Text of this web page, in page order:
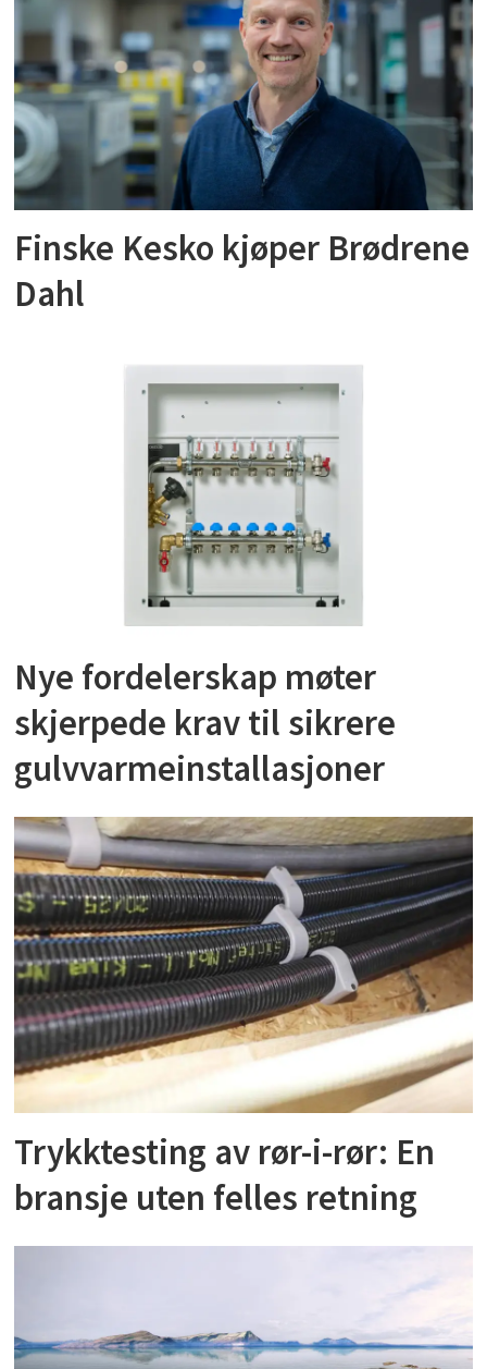
Finske Kesko kjøper Brødrene
Dahl
Nye fordelerskap møter
skjerpede krav til sikrere
gulvvarmeinstallasjoner
Trykktesting av rør-i-rør: En
bransje uten felles retning